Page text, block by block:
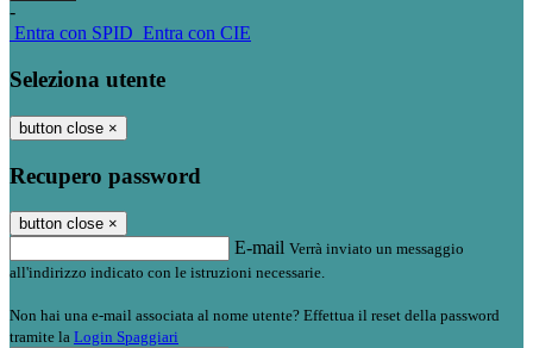
-
Entra con SPID Entra con CIE
Seleziona utente
button close ×
Recupero password
button close ×
E-mail Verrà inviato un messaggio
all'indirizzo indicato con le istruzioni necessarie.
Non hai una e-mail associata al nome utente? Effettua il reset della password
tramite la Login Spaggiari